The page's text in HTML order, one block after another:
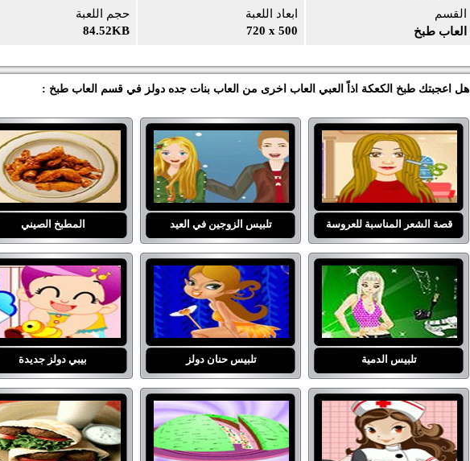
حجم اللعبة
84.52KB
ابعاد اللعبة
720 x 500
القسم
العاب طبخ
هل اعجبتك طبخ الكعكة اذاً العبي العاب اخرى من العاب بنات جده دولز في قسم العاب طبخ :
قصة الشعر المناسبة للعروسة تلبيس الزوجين في العيد المطبخ الصيني
تلبيس الدمية تلبيس حنان دولز بيبي دولز جديدة